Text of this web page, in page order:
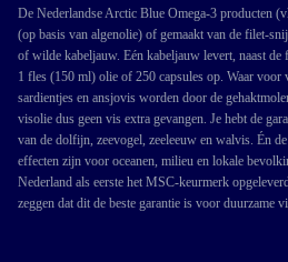
De Nederlandse Arctic Blue Omega-3 producten
(op basis van algenolie) of gemaakt van de filet-
of wilde kabeljauw. Eén kabeljauw levert, naast
1 fles (150 ml) olie of 250 capsules op. Waar voor
sardientjes en ansjovis worden door de
visolie dus geen vis extra gevangen. Je hebt de
van de dolfijn, zeevogel, zeeleeuw en walvis. Én
effecten zijn voor oceanen, milieu en lokale
Nederland als eerste het MSC-keurmerk
zeggen dat dit de beste garantie is voor duurzame